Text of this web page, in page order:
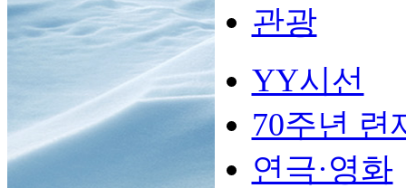
관광
YY시선
70주년 련
연극·영화